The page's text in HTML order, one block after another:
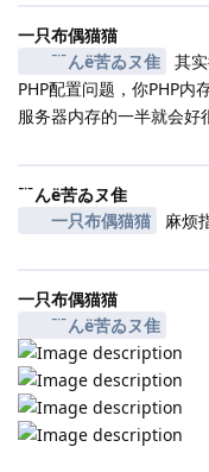
一只布偶猫猫
﹊んё苦ゐヌ隹
其
PHP配置问题，你PHP
服务器内存的一半就会好
﹊んё苦ゐヌ隹
一只布偶猫猫
麻烦
一只布偶猫猫
﹊んё苦ゐヌ隹